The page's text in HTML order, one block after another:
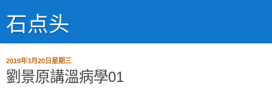
石点头
2019年3月20日星期三
劉景原講溫病學01